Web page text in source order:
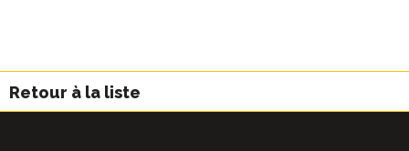
Retour à la liste